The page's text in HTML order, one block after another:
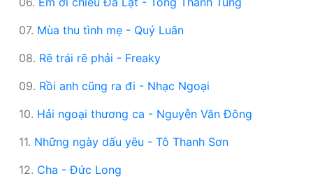
07. Mùa thu tình mẹ - Quý Luân
08. Rẽ trái rẽ phải - Freaky
09. Rồi anh cũng ra đi - Nhạc Ngoại
10. Hải ngoại thương ca - Nguyễn Văn Đông
11. Những ngày dấu yêu - Tô Thanh Sơn
12. Cha - Đức Long